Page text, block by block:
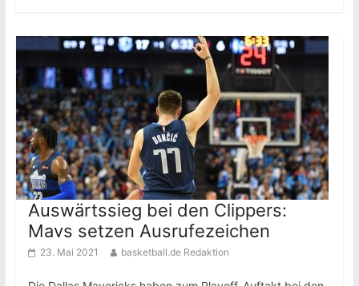
Auswärtssieg bei den Clippers:
Mavs setzen Ausrufezeichen
23. Mai 2021 basketball.de Redaktion